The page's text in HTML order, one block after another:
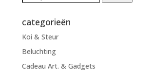
categorieën
Koi & Steur
Beluchting
Cadeau Art. & Gadgets